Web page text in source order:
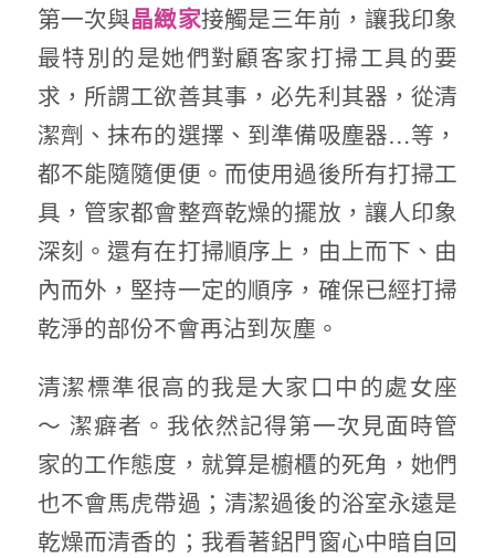
第一次與晶緻家接觸是三年前，讓我印象
最特別的是她們對顧客家打掃工具的要
求，所謂工欲善其事，必先利其器，從清
潔劑、抹布的選擇、到準備吸塵器…等，
都不能隨隨便便。而使用過後所有打掃工
具，管家都會整齊乾燥的擺放，讓人印象
深刻。還有在打掃順序上，由上而下、由
內而外，堅持一定的順序，確保已經打掃
乾淨的部份不會再沾到灰塵。
清潔標準很高的我是大家口中的處女座
～ 潔癖者。我依然記得第一次見面時管
家的工作態度，就算是櫥櫃的死角，她們
也不會馬虎帶過；清潔過後的浴室永遠是
乾燥而清香的；我看著鋁門窗心中暗自回